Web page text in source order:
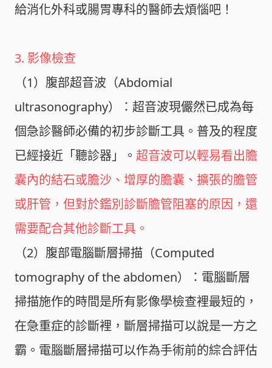
給消化外科或腸胃專科的醫師去煩惱吧！
3. 影像檢查
（1）腹部超音波（Abdomial
ultrasonography）：超音波現儼然已成為每
個急診醫師必備的初步診斷工具。普及的程度
已經接近「聽診器」。 超音波可以輕易看出膽
囊內的結石或膽沙、增厚的膽囊、擴張的膽管
或肝管，但對於鑑別診斷膽管阻塞的原因，還
需要配合其他診斷工具。
（2）腹部電腦斷層掃描（Computed
tomography of the abdomen）：電腦斷層
掃描施作的時間是所有影像學檢查裡最短的，
在急重症的診斷裡，斷層掃描可以說是一方之
霸。電腦斷層掃描可以作為手術前的綜合評估